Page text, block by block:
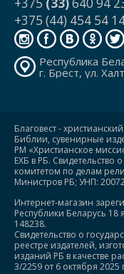
+375 (44) 454 54
Республика
г. Брест, ул.
Благовест -
Библии, сувенирные
РМ «Христианское
ЕХБ в РБ. Свидетельство
комитетом по делам
Министров РБ; УНП:
Интернет-магазин
Республики Беларусь
148238.
Свидетельство о
реестре издателей,
изданий РБ в качестве
3/2259 от 6 октября 2025